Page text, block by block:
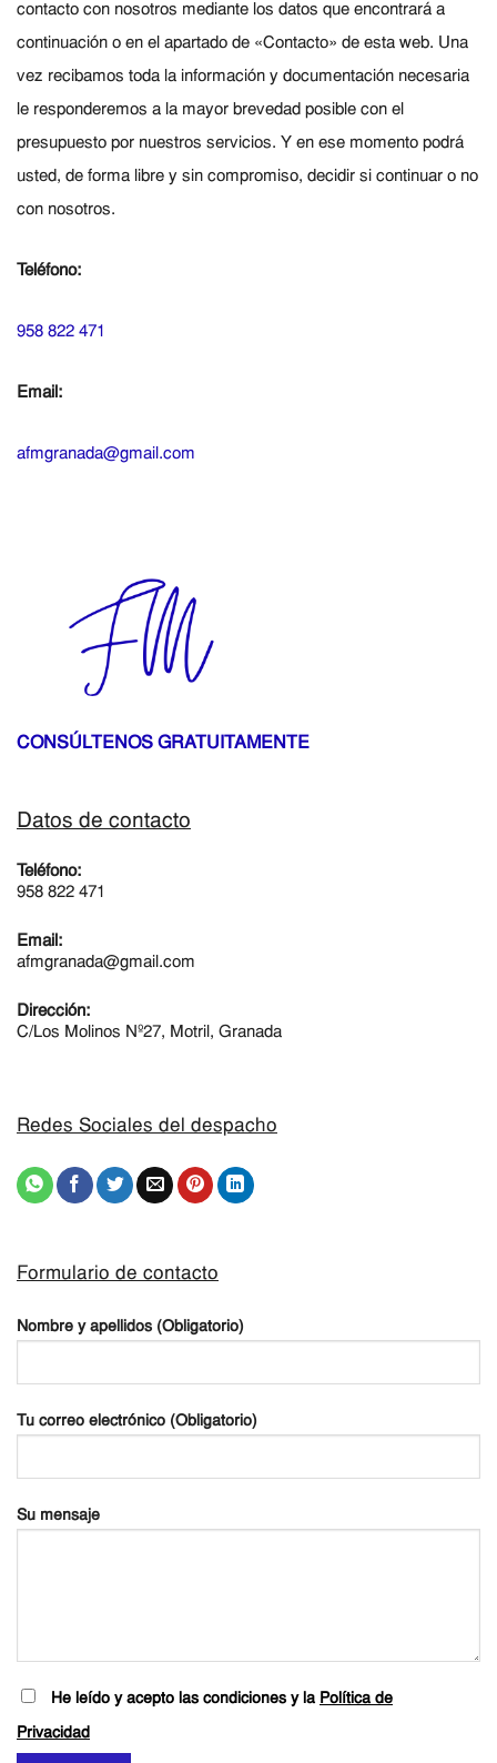
contacto con nosotros mediante los datos que encontrará a
continuación o en el apartado de «Contacto» de esta web. Una
vez recibamos toda la información y documentación necesaria
le responderemos a la mayor brevedad posible con el
presupuesto por nuestros servicios. Y en ese momento podrá
usted, de forma libre y sin compromiso, decidir si continuar o no
con nosotros.
Teléfono:
958 822 471
Email:
afmgranada@gmail.com
CONSÚLTENOS GRATUITAMENTE
Datos de contacto
Teléfono:
958 822 471
Email:
afmgranada@gmail.com
Dirección:
C/Los Molinos Nº27, Motril, Granada
Redes Sociales del despacho
Formulario de contacto
Nombre y apellidos (Obligatorio)
Tu correo electrónico (Obligatorio)
Su mensaje
He leído y acepto las condiciones y la Política de
Privacidad